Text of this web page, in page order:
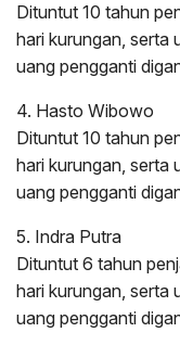
Dituntut 10 tahun
hari kurungan, serta
uang pengganti
4. Hasto Wibowo
Dituntut 10 tahun
hari kurungan, serta
uang pengganti
5. Indra Putra
Dituntut 6 tahun
hari kurungan, serta
uang pengganti